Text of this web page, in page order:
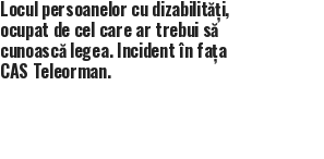
Locul persoanelor cu dizabilități,
ocupat de cel care ar trebui să
cunoască legea. Incident în fața
CAS Teleorman.